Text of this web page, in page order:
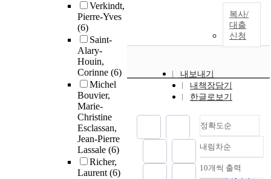
Verkindt,
Pierre-Yves
(6)
Saint-
Alary-
Houin,
Corinne (6)
Michel
Bouvier,
Marie-
Christine
Esclassan,
Jean-Pierre
Lassale (6)
Richer,
Laurent(6)
복사/
대출
신청
내보내기
내책장담기
한글로보기
정확도순
정확도
순
인기도
내림차순
내림차순
10개씩 출력